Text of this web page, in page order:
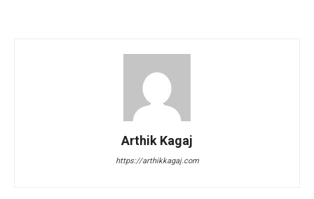
Arthik Kagaj
https://arthikkagaj.com